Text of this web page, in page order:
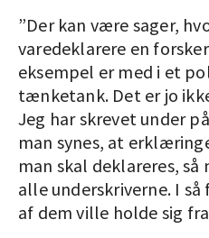
”Der kan være sager,
varedeklarere en
eksempel er med i et
tænketank. Det er jo
Jeg har skrevet under
man synes, at
man skal deklareres,
alle underskriverne. I
af dem ville holde sig